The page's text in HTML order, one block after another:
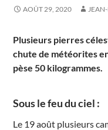
AOÛT 29, 2020
Plusieurs pierres
chute de météorites
pèse 50 kilogrammes.
Sous le feu du ciel :
Le 19 août plusieurs